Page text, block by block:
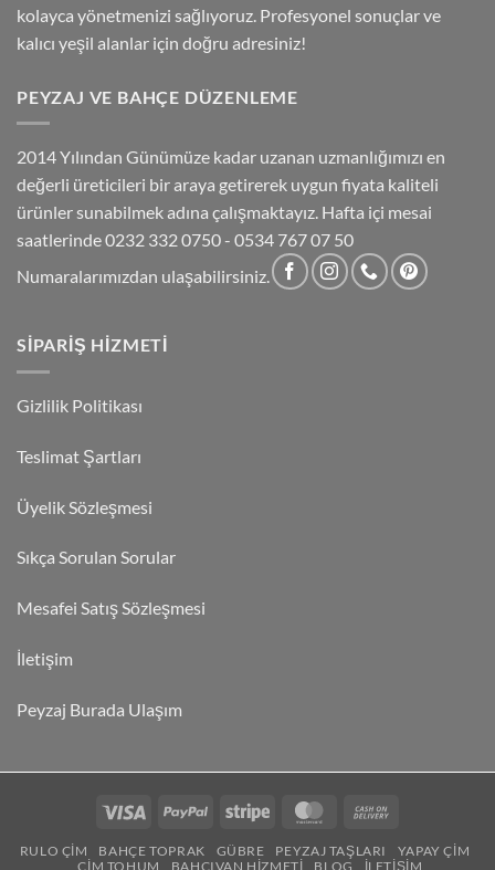
kolayca yönetmenizi sağlıyoruz. Profesyonel sonuçlar ve
kalıcı yeşil alanlar için doğru adresiniz!
PEYZAJ VE BAHÇE DÜZENLEME
2014 Yılından Günümüze kadar uzanan uzmanlığımızı en
değerli üreticileri bir araya getirerek uygun fiyata kaliteli
ürünler sunabilmek adına çalışmaktayız. Hafta içi mesai
saatlerinde 0232 332 0750 - 0534 767 07 50
Numaralarımızdan ulaşabilirsiniz.
SIPARIŞ HIZMETI
Gizlilik Politikası
Teslimat Şartları
Üyelik Sözleşmesi
Sıkça Sorulan Sorular
Mesafei Satış Sözleşmesi
İletişim
Peyzaj Burada Ulaşım
RULO ÇIM BAHÇE TOPRAK GÜBRE PEYZAJ TAŞLARI
YAPAY ÇIM
ÇIM TOHUM
BAHÇIVAN HIZMETI BLOG İLETIŞIM